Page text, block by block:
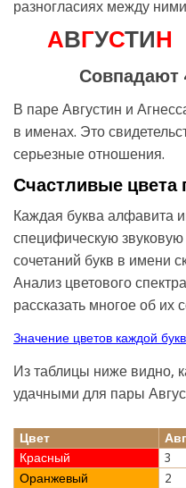
разногласиях между
АВГУСТИН
Совпадают
В паре Августин и
в именах. Это
серьезные отношения.
Счастливые цвета
Каждая буква алфавита
специфическую
сочетаний букв в имени
Анализ цветового
рассказать многое об их
Значение цветов каждой
Из таблицы ниже видно,
удачными для пары
Цвет
Красный
3
Оранжевый
2